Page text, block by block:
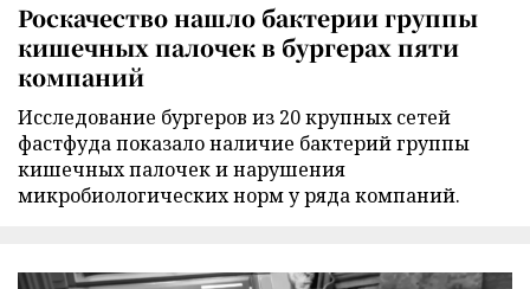
Роскачество нашло бактерии группы
кишечных палочек в бургерах пяти
компаний
Исследование бургеров из 20 крупных сетей
фастфуда показало наличие бактерий группы
кишечных палочек и нарушения
микробиологических норм у ряда компаний.